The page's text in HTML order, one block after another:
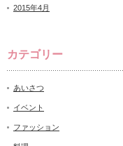
2015年4月
カテゴリー
あいさつ
イベント
ファッション